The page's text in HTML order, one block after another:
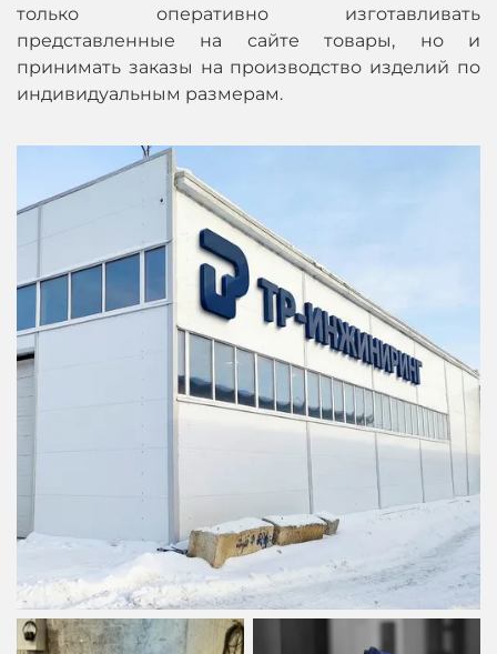
только оперативно изготавливать
представленные на сайте товары, но и
принимать заказы на производство изделий по
индивидуальным размерам.